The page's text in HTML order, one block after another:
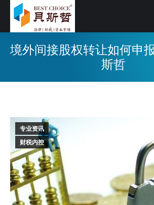
境外间接股权转让如何申
斯哲
专业资讯
财税内控